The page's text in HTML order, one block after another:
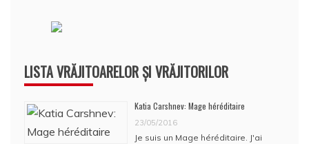
LISTA VRĂJITOARELOR ȘI VRĂJITORILOR
Katia Carshnev: Mage héréditaire
23/05/2016
Je suis un Mage héréditaire. J'ai